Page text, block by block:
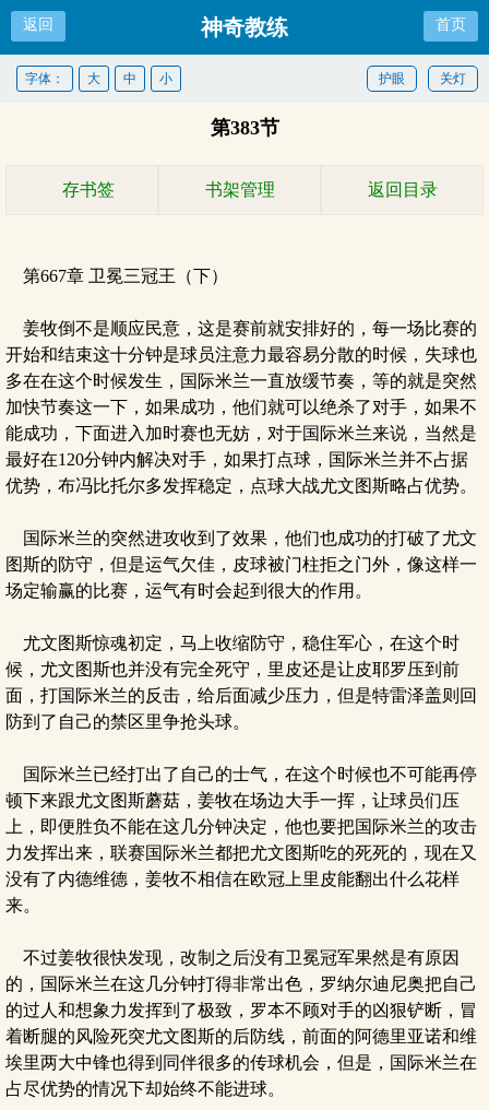
返回 神奇教练 首页
关灯
护眼
字体： 大 中 小
第383节
存书签 书架管理 返回目录
第667章 卫冕三冠王（下）
姜牧倒不是顺应民意，这是赛前就安排好的，每一场比赛的
开始和结束这十分钟是球员注意力最容易分散的时候，失球也
多在在这个时候发生，国际米兰一直放缓节奏，等的就是突然
加快节奏这一下，如果成功，他们就可以绝杀了对手，如果不
能成功，下面进入加时赛也无妨，对于国际米兰来说，当然是
最好在120分钟内解决对手，如果打点球，国际米兰并不占据
优势，布冯比托尔多发挥稳定，点球大战尤文图斯略占优势。
国际米兰的突然进攻收到了效果，他们也成功的打破了尤文
图斯的防守，但是运气欠佳，皮球被门柱拒之门外，像这样一
场定输赢的比赛，运气有时会起到很大的作用。
尤文图斯惊魂初定，马上收缩防守，稳住军心，在这个时
候，尤文图斯也并没有完全死守，里皮还是让皮耶罗压到前
面，打国际米兰的反击，给后面减少压力，但是特雷泽盖则回
防到了自己的禁区里争抢头球。
国际米兰已经打出了自己的士气，在这个时候也不可能再停
顿下来跟尤文图斯蘑菇，姜牧在场边大手一挥，让球员们压
上，即便胜负不能在这几分钟决定，他也要把国际米兰的攻击
力发挥出来，联赛国际米兰都把尤文图斯吃的死死的，现在又
没有了内德维德，姜牧不相信在欧冠上里皮能翻出什么花样
来。
不过姜牧很快发现，改制之后没有卫冕冠军果然是有原因
的，国际米兰在这几分钟打得非常出色，罗纳尔迪尼奥把自己
的过人和想象力发挥到了极致，罗本不顾对手的凶狠铲断，冒
着断腿的风险死突尤文图斯的后防线，前面的阿德里亚诺和维
埃里两大中锋也得到同伴很多的传球机会，但是，国际米兰在
占尽优势的情况下却始终不能进球。